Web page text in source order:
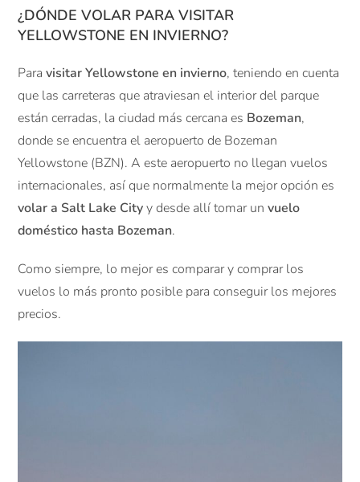
¿DÓNDE VOLAR PARA VISITAR
YELLOWSTONE EN INVIERNO?
Paravisitar Yellowstone en invierno, teniendo en cuenta
que las carreteras que atraviesan el interior del parque
están cerradas, la ciudad más cercana es Bozeman,
donde se encuentra el aeropuerto de Bozeman
Yellowstone (BZN). A este aeropuerto no llegan vuelos
internacionales, así que normalmente la mejor opción es
volar a Salt Lake Cityy desde allí tomar unvuelo
doméstico hasta Bozeman.
Como siempre, lo mejor es comparar y comprar los
vuelos lo más pronto posible para conseguir los mejores
precios.